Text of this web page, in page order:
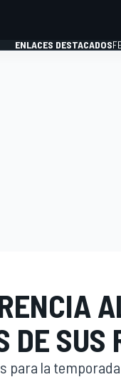
ENLACES DESTACADOS
DE SUS
para la